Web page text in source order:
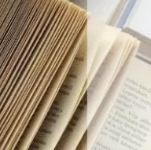
微積分(理工)
普通物理
普通化學
電子學
電路學
計算機概論